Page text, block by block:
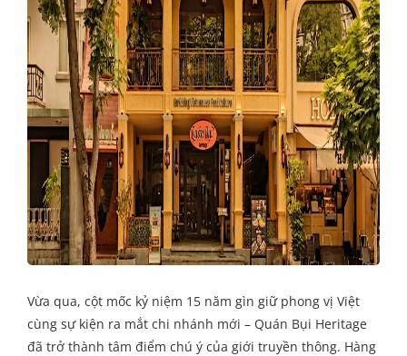
Vừa qua, cột mốc kỷ niệm 15 năm gìn giữ phong vị Việt
cùng sự kiện ra mắt chi nhánh mới – Quán Bụi Heritage
đã trở thành tâm điểm chú ý của giới truyền thông. Hàng